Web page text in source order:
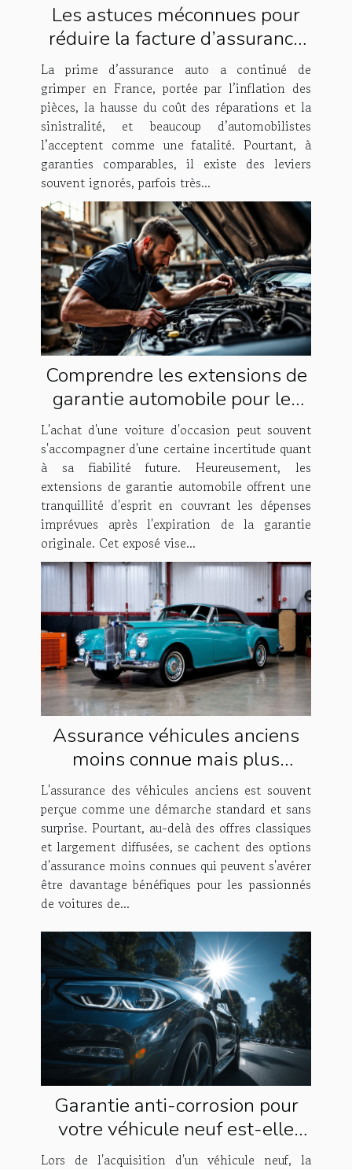
Les astuces méconnues pour
réduire la facture d’assurance
auto
La prime d’assurance auto a continué de
grimper en France, portée par l’inflation des
pièces, la hausse du coût des réparations et la
sinistralité, et beaucoup d’automobilistes
l’acceptent comme une fatalité. Pourtant, à
garanties comparables, il existe des leviers
souvent ignorés, parfois très...
Comprendre les extensions de
garantie automobile pour les
voitures d'occasion avant achat
L'achat d'une voiture d'occasion peut souvent
s'accompagner d'une certaine incertitude quant
à sa fiabilité future. Heureusement, les
extensions de garantie automobile offrent une
tranquillité d'esprit en couvrant les dépenses
imprévues après l'expiration de la garantie
originale. Cet exposé vise...
Assurance véhicules anciens
moins connue mais plus
avantageuse
L'assurance des véhicules anciens est souvent
perçue comme une démarche standard et sans
surprise. Pourtant, au-delà des offres classiques
et largement diffusées, se cachent des options
d'assurance moins connues qui peuvent s'avérer
être davantage bénéfiques pour les passionnés
de voitures de...
Garantie anti-corrosion pour
votre véhicule neuf est-elle
vraiment nécessaire
Lors de l'acquisition d'un véhicule neuf, la